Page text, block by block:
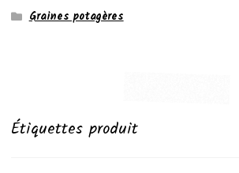
Graines potagères
Étiquettes produit